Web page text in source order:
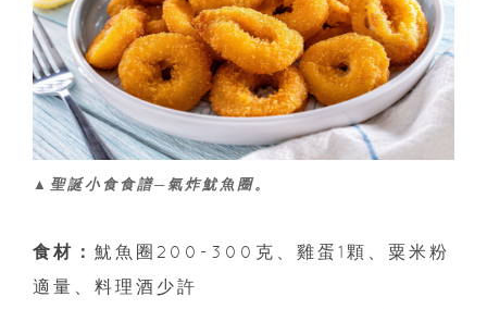
▲聖誕小食食譜─氣炸魷魚圈。
食材： 魷魚圈200-300克、雞蛋1顆、粟米粉
適量、料理酒少許